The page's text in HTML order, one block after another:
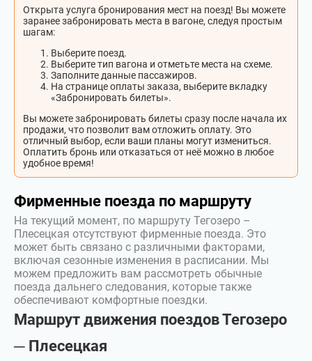
Открыта услуга бронирования мест на поезд! Вы можете
заранее забронировать места в вагоне, следуя простым
шагам:
Выберите поезд.
Выберите тип вагона и отметьте места на схеме.
Заполните данные пассажиров.
На странице оплаты заказа, выберите вкладку
«Забронировать билеты».
Вы можете забронировать билеты сразу после начала их
продажи, что позволит вам отложить оплату. Это
отличный выбор, если ваши планы могут измениться.
Оплатить бронь или отказаться от неё можно в любое
удобное время!
Фирменные поезда по маршруту
На текущий момент, по маршруту Тегозеро –
Плесецкая отсутствуют фирменные поезда. Это
может быть связано с различными факторами,
включая сезонные изменения в расписании. Мы
можем предложить вам рассмотреть обычные
поезда дальнего следования, которые также
обеспечивают комфортные поездки.
Маршрут движения поездов Тегозеро
─ Плесецкая